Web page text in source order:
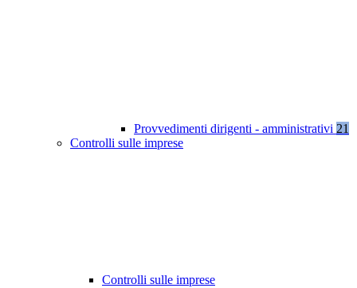
Provvedimenti dirigenti - amministrativi 21
Controlli sulle imprese
Controlli sulle imprese